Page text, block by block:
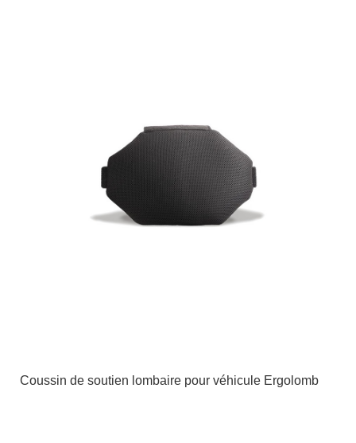
Coussin de soutien lombaire pour véhicule Ergolomb